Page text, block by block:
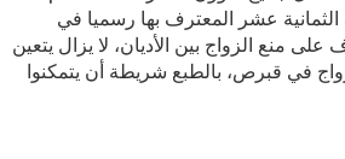
عشر المعترف بها رسميا في
على منع الزواج بين الأديان، لا يزال يتعين
في قبرص، بالطبع شريطة أن يتمكنوا